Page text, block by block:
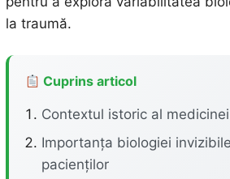
la traumă.
Cuprins articol
Contextul istoric al
Importanța biologiei
pacienților